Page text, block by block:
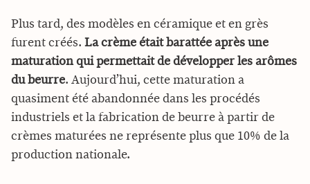
Plus tard, des modèles en céramique et en grès
furent créés. La crème était barattée après une
maturation qui permettait de développer les arômes
du beurre. Aujourd’hui, cette maturation a
quasiment été abandonnée dans les procédés
industriels et la fabrication de beurre à partir de
crèmes maturées ne représente plus que 10% de la
production nationale.